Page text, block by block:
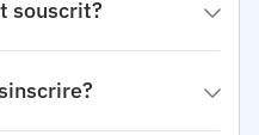
souscrit?